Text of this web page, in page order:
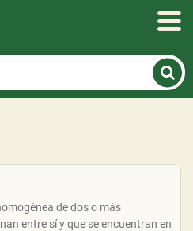
de dos o más
entre sí y que se encuentran en